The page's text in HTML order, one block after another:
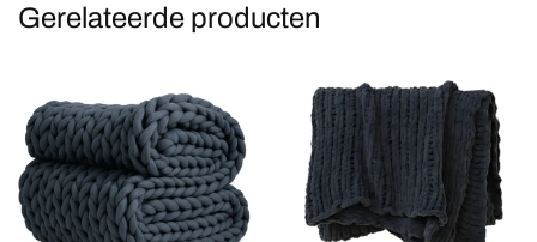
Gerelateerde producten